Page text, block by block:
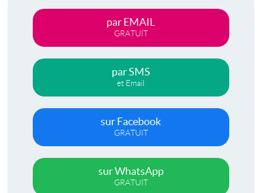
par EMAIL
GRATUIT
par SMS
et Email
sur Facebook
GRATUIT
sur WhatsApp
GRATUIT